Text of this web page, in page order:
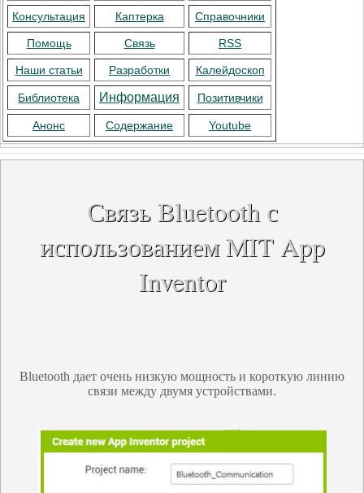
Консультация Каптерка Справочники
Помощь Связь RSS
Наши статьи Разработки Калейдоскоп
Библиотека Информация Позитивчики
Анонс Содержание Youtube
Связь Bluetooth с
использованием MIT App
Inventor
Bluetooth дает очень низкую мощность и короткую линию
связи между двумя устройствами.